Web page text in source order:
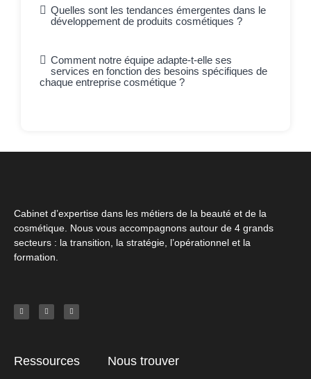
Quelles sont les tendances émergentes dans le
développement de produits cosmétiques ?
Comment notre équipe adapte-t-elle ses
services en fonction des besoins spécifiques de
chaque entreprise cosmétique ?
Cabinet d’expertise dans les métiers de la beauté et de la
cosmétique. Nous vous accompagnons autour de 4 grands
secteurs : la transition, la stratégie, l’opérationnel et la
formation.
Ressources Nous trouver